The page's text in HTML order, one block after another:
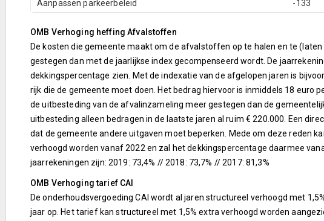
Aanpassen parkeerbeleid
-133
OMB Verhoging heffing Afvalstoffen
De kosten die gemeente maakt om de afvalstoffen op te halen en te
gestegen dan met de jaarlijkse index gecompenseerd wordt. De
dekkingspercentage zien. Met de indexatie van de afgelopen jaren is
rijk die de gemeente moet doen. Het bedrag hiervoor is inmiddels 18 euro
de uitbesteding van de afvalinzameling meer gestegen dan de
uitbesteding alleen bedragen in de laatste jaren al ruim € 220.000. Een
dat de gemeente andere uitgaven moet beperken. Mede om deze reden
verhoogd worden vanaf 2022 en zal het dekkingspercentage daarmee
jaarrekeningen zijn: 2019: 73,4% // 2018: 73,7% // 2017: 81,3%
OMB Verhoging tarief CAI
De onderhoudsvergoeding CAI wordt al jaren structureel verhoogd met
jaar op. Het tarief kan structureel met 1,5% extra verhoogd worden